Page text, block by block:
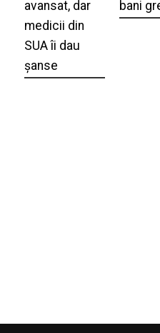
avansat, dar
medicii din
SUA îi dau
șanse
bani